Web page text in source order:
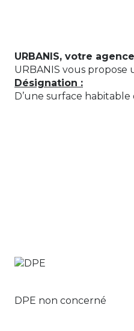
URBANIS, votre
URBANIS vous propose
Désignation :
D’une surface
Le bien est de plain-
convivial, d’une
Dans la continuité, le
vue sur le littoral
Solesse,lycée,
Un accès rapide à la
Grand axe 4 voies : 5-10
DPE non concerné